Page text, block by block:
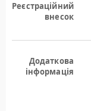
Реєстраційний
внесок
Додаткова
інформація